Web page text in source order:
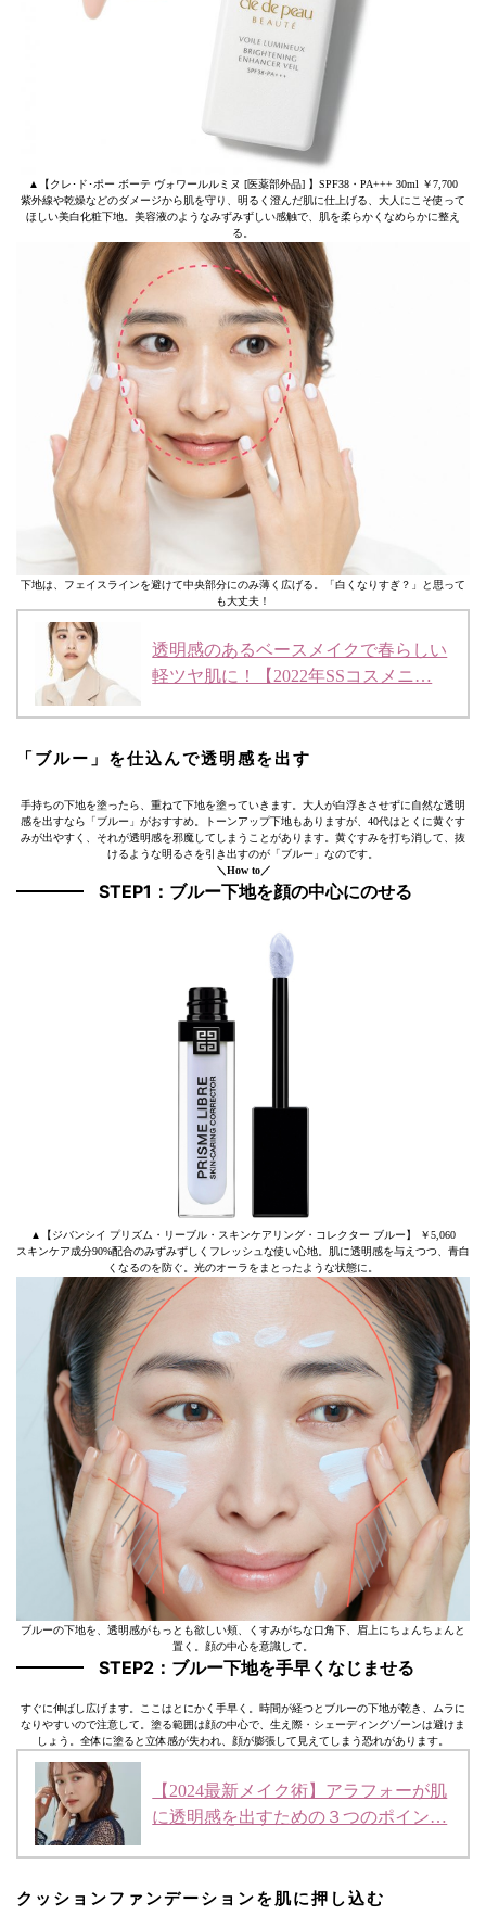
▲【クレ･ド･ポー ボーテ ヴォワールルミヌ [医薬部外品] 】SPF38・PA+++ 30ml ￥7,700
紫外線や乾燥などのダメージから肌を守り、明るく澄んだ肌に仕上げる、大人にこそ使って
ほしい美白化粧下地。美容液のようなみずみずしい感触で、肌を柔らかくなめらかに整え
る。
下地は、フェイスラインを避けて中央部分にのみ薄く広げる。「白くなりすぎ？」と思って
も大丈夫！
透明感のあるベースメイクで春らしい
軽ツヤ肌に！【2022年SSコスメニ…
「ブルー」を仕込んで透明感を出す
手持ちの下地を塗ったら、重ねて下地を塗っていきます。大人が白浮きさせずに自然な透明
感を出すなら「ブルー」がおすすめ。トーンアップ下地もありますが、40代はとくに黄ぐす
みが出やすく、それが透明感を邪魔してしまうことがあります。黄ぐすみを打ち消して、抜
けるような明るさを引き出すのが「ブルー」なのです。
＼How to／
STEP1：ブルー下地を顔の中心にのせる
▲【ジバンシイ プリズム・リーブル・スキンケアリング・コレクター ブルー】 ￥5,060
スキンケア成分90%配合のみずみずしくフレッシュな使い心地。肌に透明感を与えつつ、青白
くなるのを防ぐ。光のオーラをまとったような状態に。
ブルーの下地を、透明感がもっとも欲しい頬、くすみがちな口角下、眉上にちょんちょんと
置く。顔の中心を意識して。
STEP2：ブルー下地を手早くなじませる
すぐに伸ばし広げます。ここはとにかく手早く。時間が経つとブルーの下地が乾き、ムラに
なりやすいので注意して。塗る範囲は顔の中心で、生え際・シェーディングゾーンは避けま
しょう。全体に塗ると立体感が失われ、顔が膨張して見えてしまう恐れがあります。
【2024最新メイク術】アラフォーが肌
に透明感を出すための３つのポイン…
クッションファンデーションを肌に押し込む